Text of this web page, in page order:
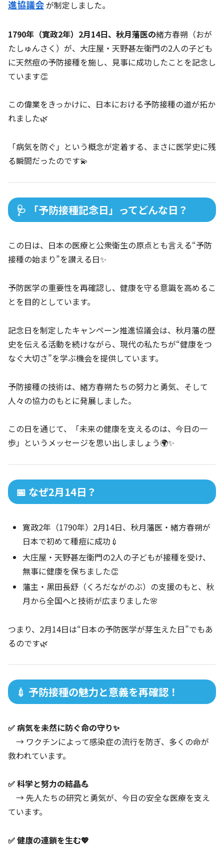
進協議会が制定しました。
1790年（寛政2年）2月14日、秋月藩医の緒方春朔（おが
たしゅんさく）が、大庄屋・天野甚左衛門の2人の子ども
に天然痘の予防接種を施し、見事に成功したことを記念し
ています👏
この偉業をきっかけに、日本における予防接種の道が拓か
れました🌿
「病気を防ぐ」という概念が定着する、まさに医学史に残
る瞬間だったのです💫
🩺 「予防接種記念日」ってどんな日？
この日は、日本の医療と公衆衛生の原点とも言える“予防
接種の始まり”を讃える日✨
予防医学の重要性を再確認し、健康を守る意識を高めるこ
とを目的としています。
記念日を制定したキャンペーン推進協議会は、秋月藩の歴
史を伝える活動を続けながら、現代の私たちが“健康をつ
なぐ大切さ”を学ぶ機会を提供しています。
予防接種の技術は、緒方春朔たちの努力と勇気、そして
人々の協力のもとに発展しました。
この日を通じて、「未来の健康を支えるのは、今日の一
歩」というメッセージを思い出しましょう🌍✨
📅 なぜ2月14日？
寛政2年（1790年）2月14日、秋月藩医・緒方春朔が
日本で初めて種痘に成功💉
大庄屋・天野甚左衛門の2人の子どもが接種を受け、
無事に健康を保ちました👏
藩主・黒田長舒（くろだながのぶ）の支援のもと、秋
月から全国へと技術が広まりました🌸
つまり、2月14日は“日本の予防医学が芽生えた日”でもあ
るのです🌿
💉 予防接種の魅力と意義を再確認！
✅ 病気を未然に防ぐ命の守り✨
→ ワクチンによって感染症の流行を防ぎ、多くの命が
救われています。
✅ 科学と努力の結晶💪
→ 先人たちの研究と勇気が、今日の安全な医療を支え
ています。
✅ 健康の連鎖を生む💖